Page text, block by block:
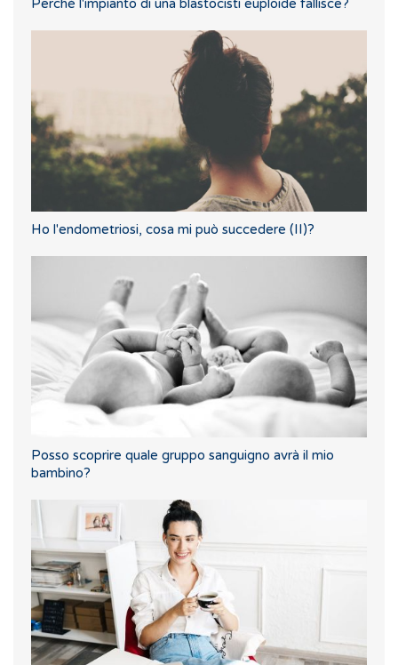
Perché l'impianto di una blastocisti euploide fallisce?
Ho l'endometriosi, cosa mi può succedere (II)?
Posso scoprire quale gruppo sanguigno avrà il mio
bambino?